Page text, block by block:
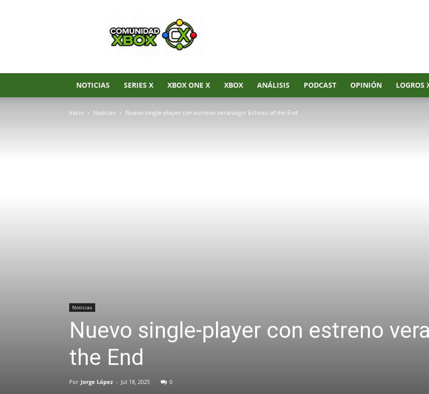
Noticias
de
Xbox
Series
Xbox
One
360
NOTICIAS SERIES X XBOX ONE X XBOX ANÁLISIS PODCAST OPINIÓN LOGROS
Inicio Noticias Nuevo single-player con estreno veraniego: Echoes of the End
Noticias
Nuevo single-player con estreno
the End
Por Jorge López - Jul 18, 2025 0